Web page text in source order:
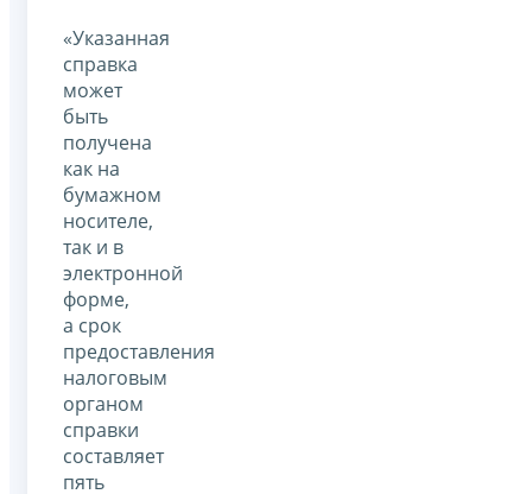
«Указанная
справка
может
быть
получена
как на
бумажном
носителе,
так и в
электронной
форме,
а срок
предоставления
налоговым
органом
справки
составляет
пять